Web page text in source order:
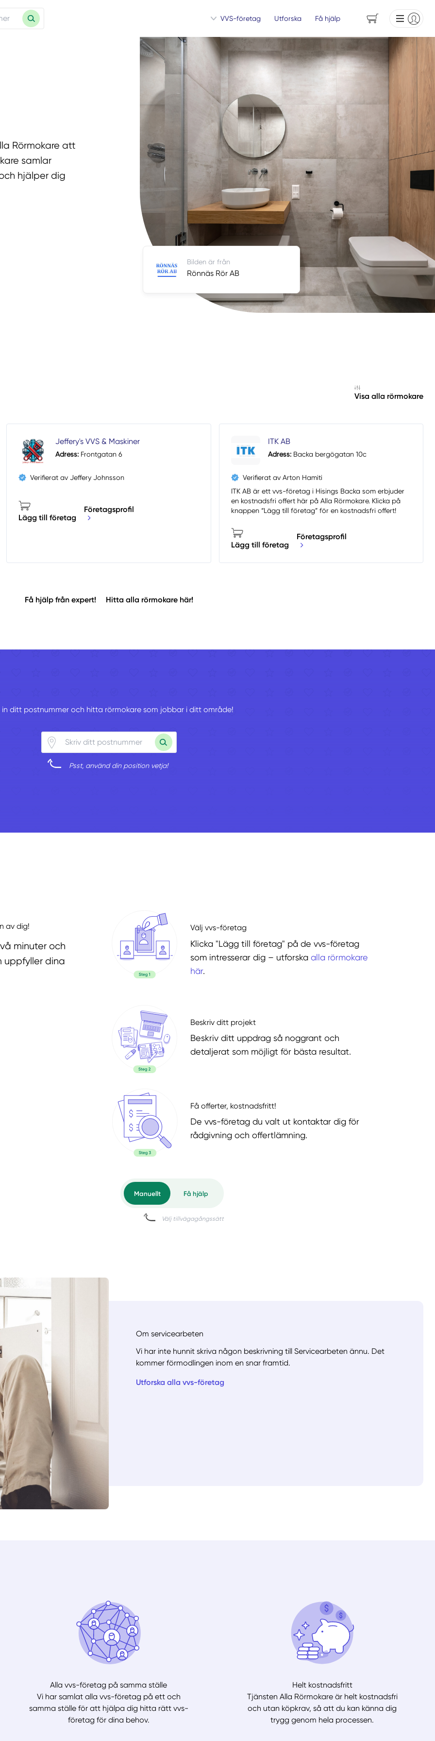
VVS-företag Utforska Få hjälp
Rörmokare att
samlar
hjälper dig
Bilden är från
Rönnäs Rör AB
Visa alla rörmokare
Jeffery's VVS & Maskiner
Adress: Frontgatan 6
Verifierat av Jeffery Johnsson
Lägg till företag
Företagsprofil
ITK AB
Adress:Backa bergögatan 10c
Verifierat av Arton Hamiti
ITK AB är ett vvs-företag i Hisings Backa som erbjuder
en kostnadsfri offert här på Alla Rörmokare. Klicka på
knappen “Lägg till företag” för en kostnadsfri offert!
Lägg till företag
Företagsprofil
Få hjälp från expert! Hitta alla rörmokare här!
in ditt postnummer och hitta rörmokare som jobbar i ditt område!
Psst, använd din position vetja!
av dig!
minuter och
uppfyller dina
Välj vvs-företag
Klicka "Lägg till företag" på de vvs-företag
som intresserar dig – utforska alla rörmokare
här.
Beskriv ditt projekt
Beskriv ditt uppdrag så noggrant och
detaljerat som möjligt för bästa resultat.
Få offerter, kostnadsfritt!
De vvs-företag du valt ut kontaktar dig för
rådgivning och offertlämning.
Om servicearbeten
Vi har inte hunnit skriva någon beskrivning till Servicearbeten ännu. Det
kommer förmodlingen inom en snar framtid.
Utforska alla vvs-företag
Alla vvs-företag på samma ställe
Vi har samlat alla vvs-företag på ett och
samma ställe för att hjälpa dig hitta rätt vvs-
företag för dina behov.
Helt kostnadsfritt
Tjänsten Alla Rörmokare är helt kostnadsfri
och utan köpkrav, så att du kan känna dig
trygg genom hela processen.